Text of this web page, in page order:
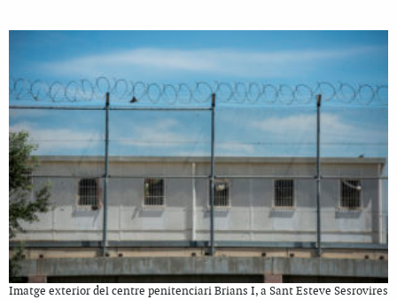
Imatge exterior del centre penitenciari Brians I, a Sant Esteve Sesrovires